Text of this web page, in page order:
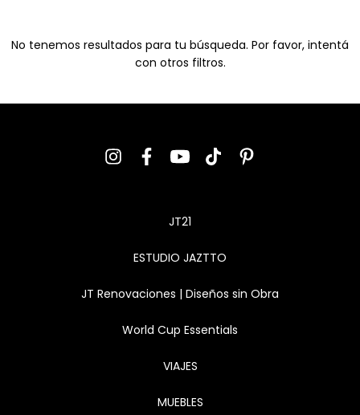
No tenemos resultados para tu búsqueda. Por favor, intentá
con otros filtros.
JT21
ESTUDIO JAZTTO
JT Renovaciones | Diseños sin Obra
World Cup Essentials
VIAJES
MUEBLES